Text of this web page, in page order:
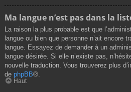
Ma langue n’est pas dans la
La raison la plus probable est que
langue ou bien que personne n’ait encore
langue. Essayez de demander à un
langue désirée. Si elle n’existe pas,
nouvelle traduction. Vous trouverez plus
de phpBB®.
Haut